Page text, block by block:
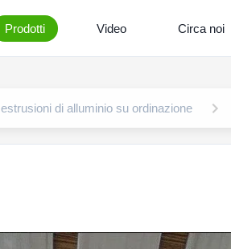
Prodotti Video Circa noi
estrusioni di alluminio su ordinazione